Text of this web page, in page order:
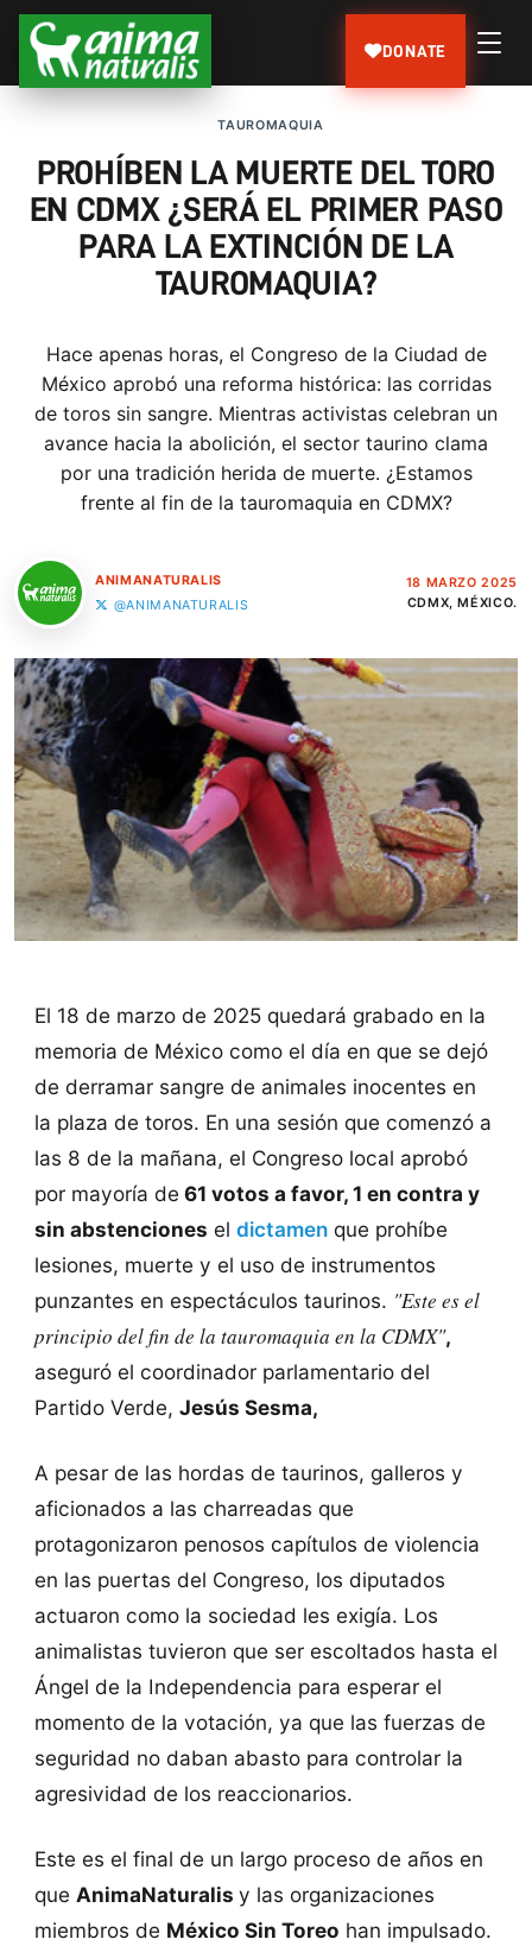
DONATE
TAUROMAQUIA
PROHÍBEN LA MUERTE DEL TORO
EN CDMX ¿SERÁ EL PRIMER PASO
PARA LA EXTINCIÓN DE LA
TAUROMAQUIA?
Hace apenas horas, el Congreso de la Ciudad de
México aprobó una reforma histórica: las corridas
de toros sin sangre. Mientras activistas celebran un
avance hacia la abolición, el sector taurino clama
por una tradición herida de muerte. ¿Estamos
frente al fin de la tauromaquia en CDMX?
ANIMANATURALIS
@ANIMANATURALIS
18 MARZO 2025
CDMX, MÉXICO.
El 18 de marzo de 2025 quedará grabado en la
memoria de México como el día en que se dejó
de derramar sangre de animales inocentes en
la plaza de toros. En una sesión que comenzó a
las 8 de la mañana, el Congreso local aprobó
por mayoría de 61 votos a favor, 1 en contra y
sin abstenciones el dictamenque prohíbe
lesiones, muerte y el uso de instrumentos
punzantes en espectáculos taurinos. "Este es el
principio del fin de la tauromaquia en la CDMX",
aseguró el coordinador parlamentario del
Partido Verde, Jesús Sesma,
A pesar de las hordas de taurinos, galleros y
aficionados a las charreadas que
protagonizaron penosos capítulos de violencia
en las puertas del Congreso, los diputados
actuaron como la sociedad les exigía. Los
animalistas tuvieron que ser escoltados hasta el
Ángel de la Independencia para esperar el
momento de la votación, ya que las fuerzas de
seguridad no daban abasto para controlar la
agresividad de los reaccionarios.
Este es el final de un largo proceso de años en
que AnimaNaturalis y las organizaciones
miembros de México Sin Toreo han impulsado.